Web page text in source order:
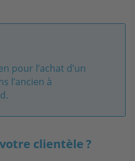
pour l’achat d’un
l’ancien à
clientèle ?